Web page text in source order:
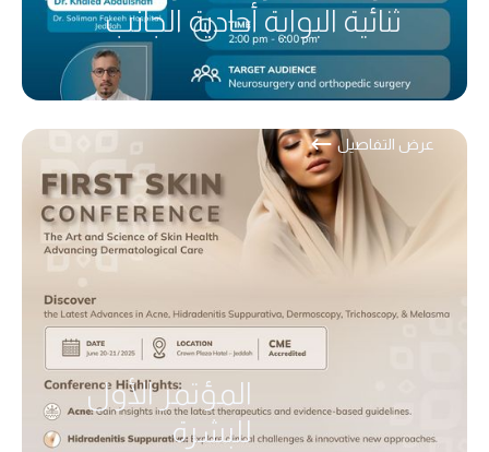
ثنائية البوابة أحادية الجانب
المؤتمر الأول
للبشرة
عرض التفاصيل